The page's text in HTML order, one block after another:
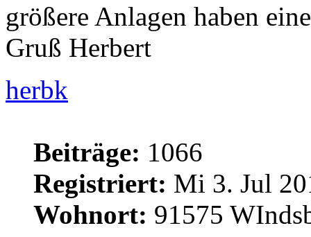
größere Anlagen haben
Gruß Herbert
herbk
Beiträge: 1066
Registriert: Mi 3. Jul
Wohnort: 91575